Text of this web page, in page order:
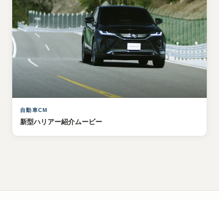
自動車CM
新型ハリアー紹介ムービー